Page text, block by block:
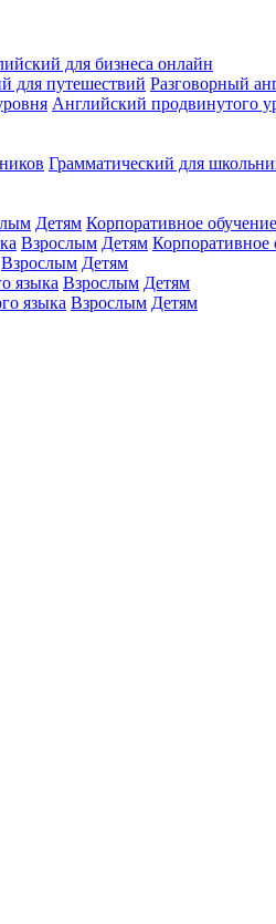
для бизнеса онлайн
для путешествий Разговорный
Английский продвинутого
Грамматический для
Детям Корпоративное обучение
Взрослым Детям Корпоративное
Взрослым Детям
языка Взрослым Детям
языка Взрослым Детям